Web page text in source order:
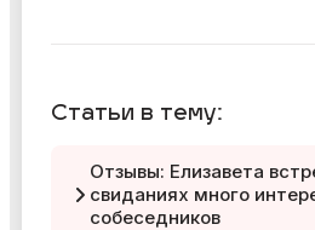
Статьи в тему:
Отзывы: Елизавета
свиданиях много
собеседников